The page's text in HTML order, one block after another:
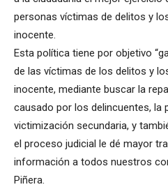
personas víctimas de delitos y
inocente.
Esta política tiene por objetivo
de las víctimas de los delitos y
inocente, mediante buscar la
causado por los delincuentes, la
victimización secundaria, y
el proceso judicial le dé mayor
información a todos nuestros
Piñera.